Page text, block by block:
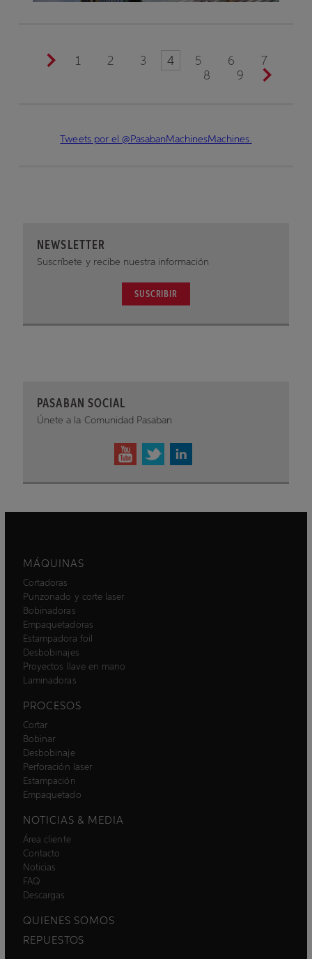
1 2 3 4 5 6
7
8
9
Tweets por el @PasabanMachinesMachines.
NEWSLETTER
Suscríbete y recibe nuestra información
SUSCRIBIR
PASABAN SOCIAL
Únete a la Comunidad Pasaban
MÁQUINAS
Cortadoras
Punzonado y corte laser
Bobinadoras
Empaquetadoras
Estampadora foil
Desbobinajes
Proyectos llave en mano
Laminadoras
PROCESOS
Cortar
Bobinar
Desbobinaje
Perforación laser
Estampación
Empaquetado
NOTICIAS & MEDIA
Área cliente
Contacto
Noticias
FAQ
Descargas
QUIENES SOMOS
REPUESTOS